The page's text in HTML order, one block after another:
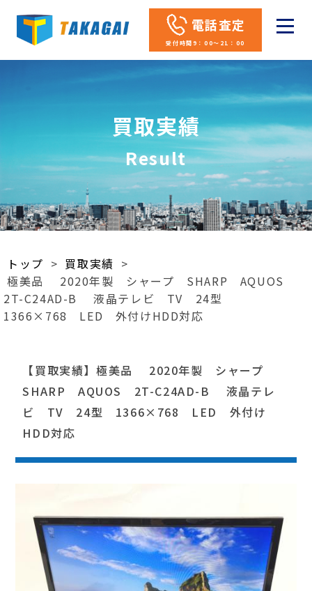
電話査定
受付時間9：00～21：00
買取実績
Result
トップ > 買取実績 >
極美品 2020年製 シャープ SHARP AQUOS
2T-C24AD-B 液晶テレビ TV 24型
1366×768 LED 外付けHDD対応
【買取実績】極美品 2020年製 シャープ
SHARP AQUOS 2T-C24AD-B 液晶テレ
ビ TV 24型 1366×768 LED 外付け
HDD対応